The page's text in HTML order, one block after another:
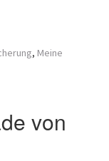
, Meine
von